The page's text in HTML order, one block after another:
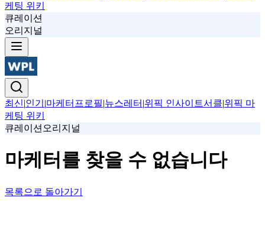
케팅 위키
큐레이션
오리지널
최신|인기 |마케터프로필|뉴스레터 |위픽 인사이트서클|위픽 마
케팅 위키
큐레이션 오리지널
마케터를 찾을 수 없습니다
목록으로 돌아가기